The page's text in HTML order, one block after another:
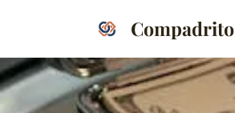
Compadrito